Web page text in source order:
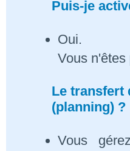
Puis-je
Oui.
Vous
Le transfert
(planning) ?
Vous